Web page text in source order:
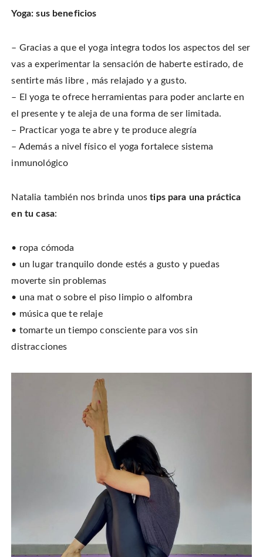
Yoga: sus beneficios
– Gracias a que el yoga integra todos los aspectos del ser
vas a experimentar la sensación de haberte estirado, de
sentirte más libre , más relajado y a gusto.
– El yoga te ofrece herramientas para poder anclarte en
el presente y te aleja de una forma de ser limitada.
– Practicar yoga te abre y te produce alegría
– Además a nivel físico el yoga fortalece sistema
inmunológico
Natalia también nos brinda unostips para una práctica
en tu casa:
• ropa cómoda
• un lugar tranquilo donde estés a gusto y puedas
moverte sin problemas
• una mat o sobre el piso limpio o alfombra
• música que te relaje
• tomarte un tiempo consciente para vos sin
distracciones